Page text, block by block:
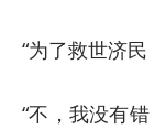
“为了救世济
“不，我没有